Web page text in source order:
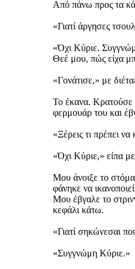
Από πάνω προς τα
«Γιατί άργησες
«Όχι Κύριε.
Θεέ μου, πώς είχα
«Γονάτισε,» με
Το έκανα. Κρατούσε
φερμουάρ του και
«Ξέρεις τι πρέπει να
«Όχι Κύριε,» είπα
Μου άνοιξε το
φάνηκε να
Μου έβγαλε το
κεφάλι κάτω.
«Γιατί σηκώνεσαι
«Συγγνώμη Κύριε.»